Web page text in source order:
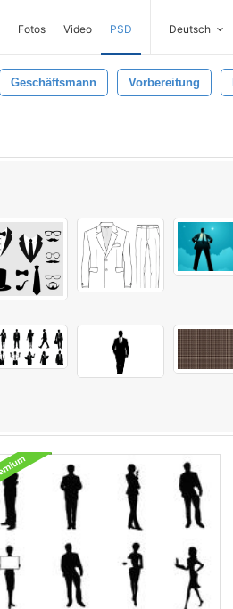
Fotos Video PSD Deutsch
Geschäftsmann Vorbereitung